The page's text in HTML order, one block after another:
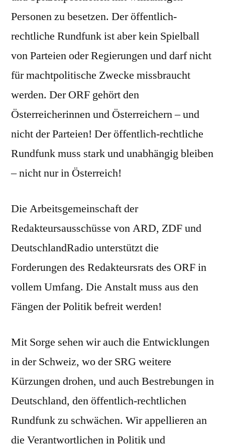
Personen zu besetzen. Der öffentlich-
rechtliche Rundfunk ist aber kein Spielball
von Parteien oder Regierungen und darf nicht
für machtpolitische Zwecke missbraucht
werden. Der ORF gehört den
Österreicherinnen und Österreichern – und
nicht der Parteien! Der öffentlich-rechtliche
Rundfunk muss stark und unabhängig bleiben
– nicht nur in Österreich!
Die Arbeitsgemeinschaft der
Redakteursausschüsse von ARD, ZDF und
DeutschlandRadio unterstützt die
Forderungen des Redakteursrats des ORF in
vollem Umfang. Die Anstalt muss aus den
Fängen der Politik befreit werden!
Mit Sorge sehen wir auch die Entwicklungen
in der Schweiz, wo der SRG weitere
Kürzungen drohen, und auch Bestrebungen in
Deutschland, den öffentlich-rechtlichen
Rundfunk zu schwächen. Wir appellieren an
die Verantwortlichen in Politik und